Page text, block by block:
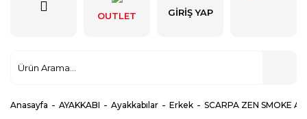
OUTLET GIRIŞ YAP
Anasayfa AYAKKABI Ayakkabılar Erkek SCARPA ZEN SMOKE